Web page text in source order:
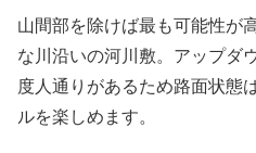
山間部を除けば最も可能性が
な川沿いの河川敷。アップダ
度人通りがあるため路面状態
ルを楽しめます。